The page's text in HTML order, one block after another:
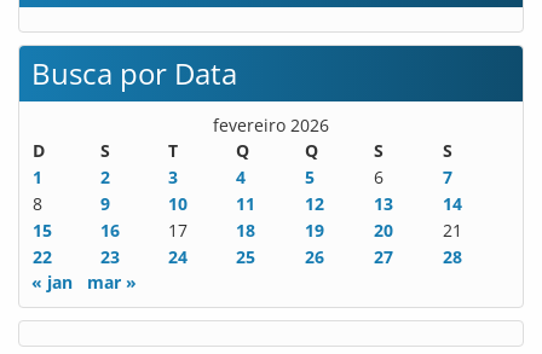
Busca por Data
fevereiro 2026
D
S T Q Q S
S
1
2 3 4 5 6
7
8
9 10 11 12 13
14
15
16 17 18 19 20
21
22
23 24 25 26 27
28
« jan
mar »